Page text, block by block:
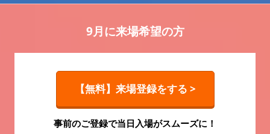
9月に来場希望の方
【無料】来場登録をする >
事前のご登録で当日入場がスムーズに！